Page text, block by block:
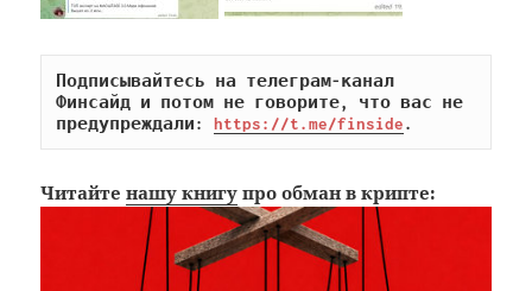
Подписывайтесь на телеграм-канал
Финсайд и потом не говорите, что вас не
предупреждали: https://t.me/finside.
Читайтенашу книгу про обман в крипте: